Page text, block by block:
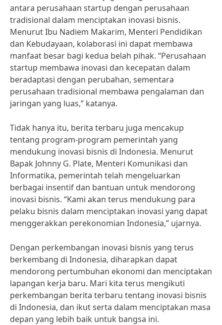
antara perusahaan startup dengan perusahaan
tradisional dalam menciptakan inovasi bisnis.
Menurut Ibu Nadiem Makarim, Menteri Pendidikan
dan Kebudayaan, kolaborasi ini dapat membawa
manfaat besar bagi kedua belah pihak. “Perusahaan
startup membawa inovasi dan kecepatan dalam
beradaptasi dengan perubahan, sementara
perusahaan tradisional membawa pengalaman dan
jaringan yang luas,” katanya.
Tidak hanya itu, berita terbaru juga mencakup
tentang program-program pemerintah yang
mendukung inovasi bisnis di Indonesia. Menurut
Bapak Johnny G. Plate, Menteri Komunikasi dan
Informatika, pemerintah telah mengeluarkan
berbagai insentif dan bantuan untuk mendorong
inovasi bisnis. “Kami akan terus mendukung para
pelaku bisnis dalam menciptakan inovasi yang dapat
menggerakkan perekonomian Indonesia,” ujarnya.
Dengan perkembangan inovasi bisnis yang terus
berkembang di Indonesia, diharapkan dapat
mendorong pertumbuhan ekonomi dan menciptakan
lapangan kerja baru. Mari kita terus mengikuti
perkembangan berita terbaru tentang inovasi bisnis
di Indonesia, dan ikut serta dalam menciptakan masa
depan yang lebih baik untuk bangsa ini.